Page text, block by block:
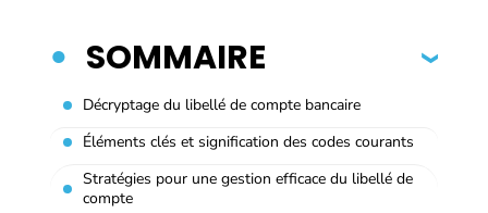
SOMMAIRE
Décryptage du libellé de compte bancaire
Éléments clés et signification des codes courants
Stratégies pour une gestion efficace du libellé de
compte